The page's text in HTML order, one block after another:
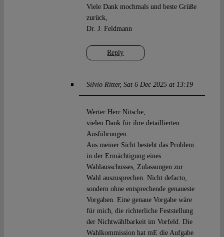
Reply
Viele Dank mochmals und beste Grüße
zurück,
Dr. J. Feldmann
Silvio Ritter Sat 6 Dec 2025 at 13:19
Werter Herr Nitsche,
vielen Dank für ihre detaillierten
Ausführungen.
Aus meiner Sicht besteht das Problem
in der Ermächtigung eines
Wahlausschusses, Zulassungen zur
Wahl auszusprechen. Nicht defacto,
sondern ohne entsprechende genaueste
Vorgaben. Eine genaue Vorgabe wäre
für mich, die richterliche Feststellung
der Nichtwählbarkeit im Vorfeld. Die
Wahlkommission hat mE die Aufgabe